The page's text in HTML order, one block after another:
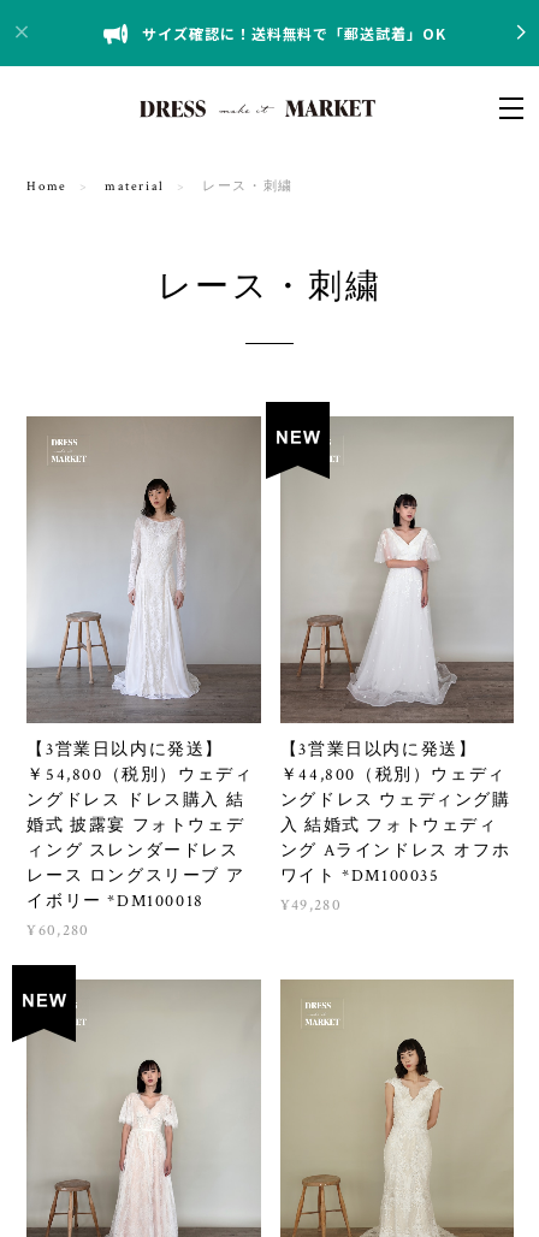
サイズ確認に！送料無料で「郵送試着」OK
Home material レース・刺繍
レース・刺繍
【3営業日以内に発送】
￥54,800（税別）ウェディ
ングドレス ドレス購入 結
婚式 披露宴 フォトウェデ
ィング スレンダードレス
レース ロングスリーブ ア
イボリー *DM100018
¥60,280
【3営業日以内に発送】
￥44,800（税別）ウェディ
ングドレス ウェディング購
入 結婚式 フォトウェディ
ング Aラインドレス オフホ
ワイト *DM100035
¥49,280